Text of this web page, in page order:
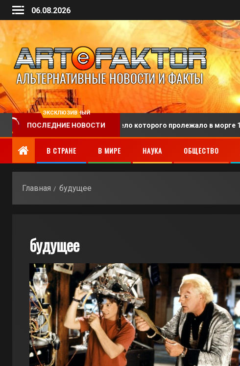
06.08.2026
ЭКСКЛЮЗИВНЫЙ
ПОСЛЕДНИЕ НОВОСТИ
похоронили человека, тело которого пролежало в морге 128 лет
В СТРАНЕ В МИРЕ НАУКА ОБЩЕСТВО
Главная будущее
будущее